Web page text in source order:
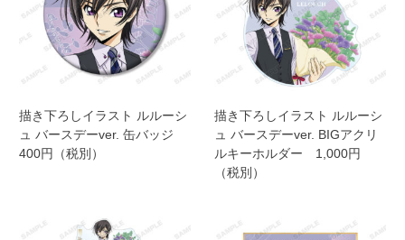
描き下ろしイラスト ルルーシ
ュ バースデーver. 缶バッジ
400円（税別）
描き下ろしイラスト ルルーシ
ュ バースデーver. BIGアクリ
ルキーホルダー 1,000円
（税別）